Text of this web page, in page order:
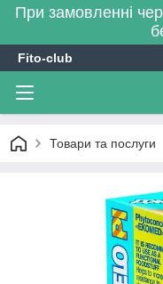
При замовленні
Fito-club
Товари та послуги